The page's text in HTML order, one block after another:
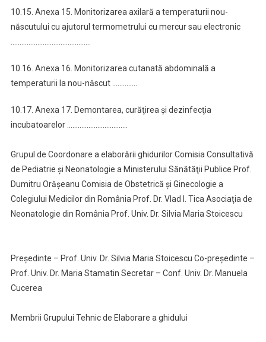
10.15. Anexa 15. Monitorizarea axilară a temperaturii nou-
născutului cu ajutorul termometrului cu mercur sau electronic
10.16. Anexa 16. Monitorizarea cutanată abdominală a
temperaturii la nou-născut …………..
10.17. Anexa 17. Demontarea, curăţirea şi dezinfecţia
incubatoarelor …………………………….
Grupul de Coordonare a elaborării ghidurilor Comisia Consultativă
de Pediatrie şi Neonatologie a Ministerului Sănătăţii Publice Prof.
Dumitru Orăşeanu Comisia de Obstetrică şi Ginecologie a
Colegiului Medicilor din România Prof. Dr. Vlad I. Tica Asociaţia de
Neonatologie din România Prof. Univ. Dr. Silvia Maria Stoicescu
Preşedinte – Prof. Univ. Dr. Silvia Maria Stoicescu Co-preşedinte –
Prof. Univ. Dr. Maria Stamatin Secretar – Conf. Univ. Dr. Manuela
Cucerea
Membrii Grupului Tehnic de Elaborare a ghidului